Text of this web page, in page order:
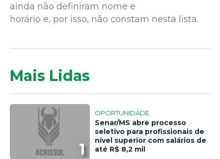
ainda não definiram nome e
horário e, por isso, não constam nesta lista.
Mais Lidas
1
OPORTUNIDADE
Senar/MS abre processo
seletivo para profissionais de
nível superior com salários de
até R$ 8,2 mil